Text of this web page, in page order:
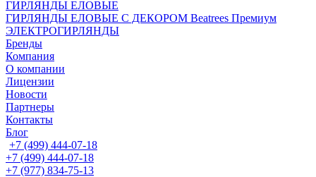
ГИРЛЯНДЫ ЕЛОВЫЕ
ГИРЛЯНДЫ ЕЛОВЫЕ С ДЕКОРОМ Beatrees Премиум
ЭЛЕКТРОГИРЛЯНДЫ
Бренды
Компания
О компании
Лицензии
Новости
Партнеры
Контакты
Блог
+7 (499) 444-07-18
+7 (499) 444-07-18
+7 (977) 834-75-13